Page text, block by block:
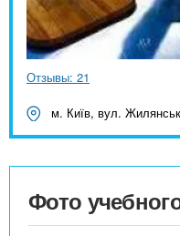
Отзывы: 21
м. Київ, вул.
Фото